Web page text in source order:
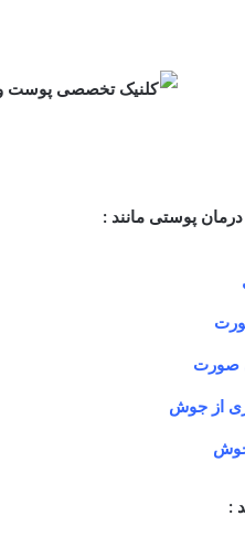
درمان پوستی مانند :
صورت
از جوش
: